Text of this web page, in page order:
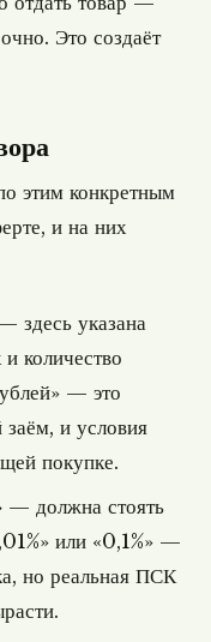
Это создаёт
этим конкретным
и на них
здесь указана
количество
— это
заём, и условия
покупке.
— должна стоять
или «0,1%» —
но реальная ПСК